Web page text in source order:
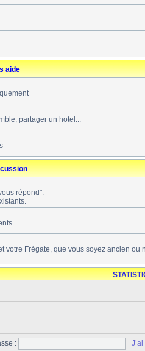
aide
partager un hotel...
répond".
votre Frégate, que vous soyez ancien ou
: